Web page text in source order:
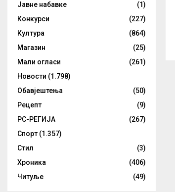
Јавне набавке
(1)
Конкурси
(227)
Култура
(864)
Магазин
(25)
Мали огласи
(261)
Новости (1.798)
Обавјештења
(50)
Рецепт
(9)
РС-РЕГИЈА
(267)
Спорт (1.357)
Стил
(3)
Хроника
(406)
Читуље
(49)